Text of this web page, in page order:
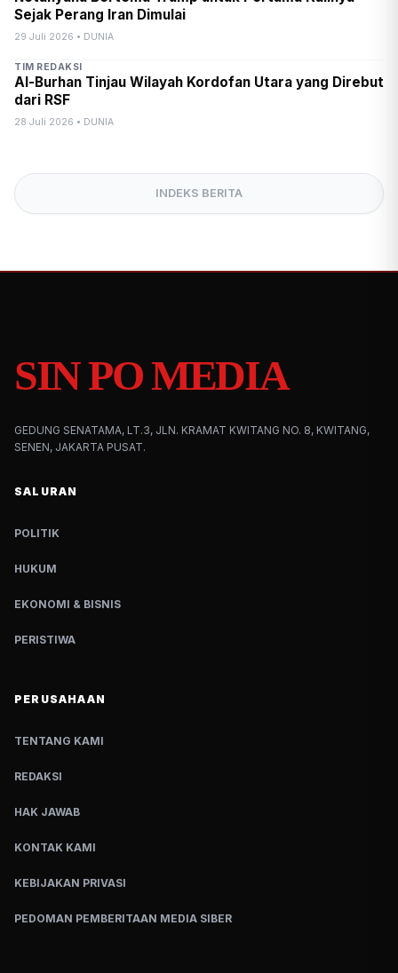
Sejak Perang Iran Dimulai
29 Juli 2026 • DUNIA
TIM REDAKSI
Al-Burhan Tinjau Wilayah Kordofan Utara yang Direbut
dari RSF
28 Juli 2026 • DUNIA
INDEKS BERITA
SIN PO MEDIA
GEDUNG SENATAMA, LT.3, JLN. KRAMAT KWITANG NO. 8, KWITANG,
SENEN, JAKARTA PUSAT.
SALURAN
POLITIK
HUKUM
EKONOMI & BISNIS
PERISTIWA
PERUSAHAAN
TENTANG KAMI
REDAKSI
HAK JAWAB
KONTAK KAMI
KEBIJAKAN PRIVASI
PEDOMAN PEMBERITAAN MEDIA SIBER